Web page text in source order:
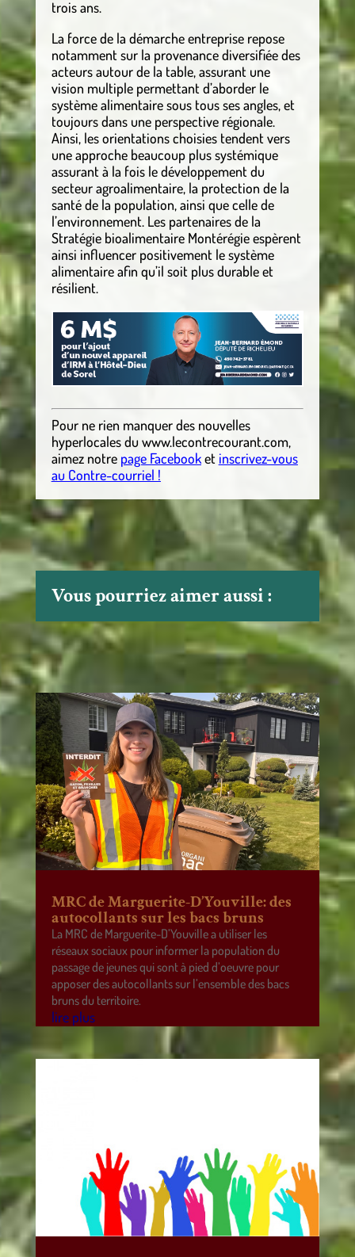
trois ans.
La force de la démarche entreprise repose
notamment sur la provenance diversifiée des
acteurs autour de la table, assurant une
vision multiple permettant d’aborder le
système alimentaire sous tous ses angles, et
toujours dans une perspective régionale.
Ainsi, les orientations choisies tendent vers
une approche beaucoup plus systémique
assurant à la fois le développement du
secteur agroalimentaire, la protection de la
santé de la population, ainsi que celle de
l’environnement. Les partenaires de la
Stratégie bioalimentaire Montérégie espèrent
ainsi influencer positivement le système
alimentaire afin qu’il soit plus durable et
résilient.
Pour ne rien manquer des nouvelles
hyperlocalesdu www.lecontrecourant.com,
aimez notre page Facebooket inscrivez-vous
au Contre-courriel !
Vous pourriez aimer aussi :
MRC de Marguerite-D’Youville: des
autocollants sur les bacs bruns
La MRC de Marguerite-D’Youville a utiliser les
réseaux sociaux pour informer la population du
passage de jeunes qui sont à pied d’oeuvre pour
apposer des autocollants sur l’ensemble des bacs
bruns du territoire.
lire plus